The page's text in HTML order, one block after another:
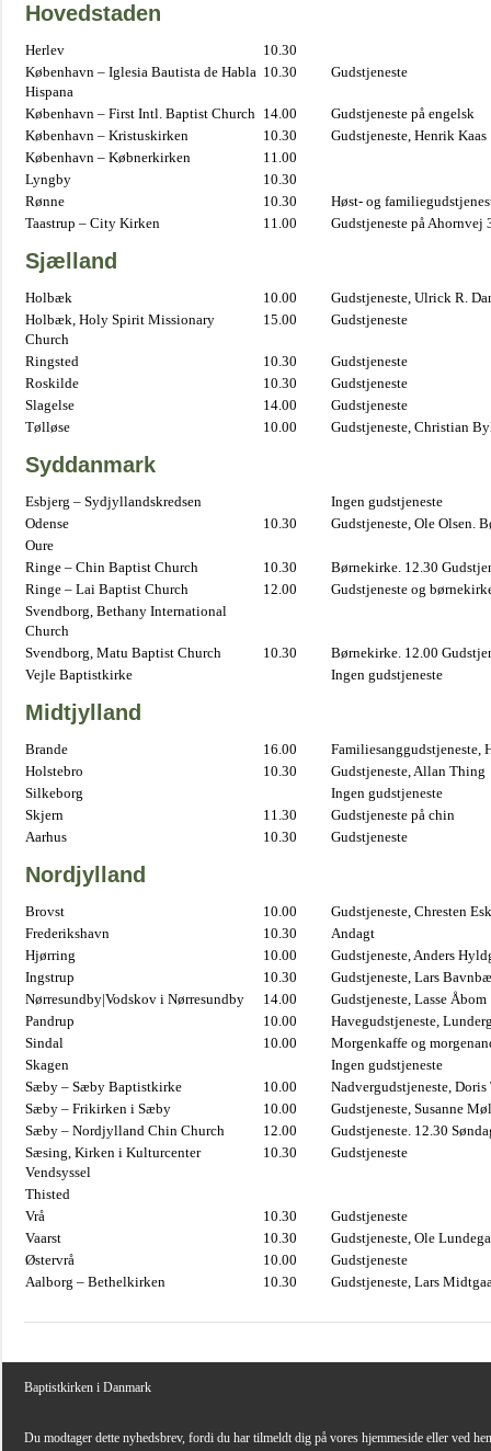
Hovedstaden
Herlev
10.30
København – Iglesia Bautista de Habla
Hispana
10.30 Gudstjeneste
København – First Intl. Baptist Church 14.00
Gudstjeneste på engelsk
København – Kristuskirken
10.30
Gudstjeneste, Henrik Kaas
København – Købnerkirken
11.00
Lyngby
10.30
Rønne
10.30
Høst- og
Taastrup – City Kirken
11.00 Gudstjeneste på Ahornvej
Sjælland
Holbæk 10.00
Gudstjeneste, Ulrick R.
Holbæk, Holy Spirit Missionary
Church
15.00 Gudstjeneste
Ringsted 10.30
Gudstjeneste
Roskilde
10.30
Gudstjeneste
Slagelse
14.00
Gudstjeneste
Tølløse
10.00 Gudstjeneste, Christian
Syddanmark
Esbjerg – Sydjyllandskredsen
Ingen gudstjeneste
Odense
10.30
Gudstjeneste, Ole Olsen.
Oure
Ringe – Chin Baptist Church
10.30
Børnekirke. 12.30
Ringe – Lai Baptist Church
12.00
Gudstjeneste og
Svendborg, Bethany International
Church
Svendborg, Matu Baptist Church
10.30
Børnekirke. 12.00
Vejle Baptistkirke
Ingen gudstjeneste
Midtjylland
Brande 16.00
Familiesanggudstjeneste,
Holstebro
10.30
Gudstjeneste, Allan Thing
Silkeborg
Ingen gudstjeneste
Skjern
11.30
Gudstjeneste på chin
Aarhus
10.30 Gudstjeneste
Nordjylland
Brovst 10.00
Gudstjeneste, Chresten
Frederikshavn
10.30
Andagt
Hjørring
10.00
Gudstjeneste, Anders
Ingstrup
10.30
Gudstjeneste, Lars
Nørresundby|Vodskov i Nørresundby
14.00
Gudstjeneste, Lasse Åbom
Pandrup
10.00
Havegudstjeneste,
Sindal
10.00
Morgenkaffe og
Skagen
Ingen gudstjeneste
Sæby – Sæby Baptistkirke
10.00
Nadvergudstjeneste,
Sæby – Frikirken i Sæby
10.00
Gudstjeneste, Susanne
Sæby – Nordjylland Chin Church
12.00
Gudstjeneste. 12.30
Sæsing, Kirken i Kulturcenter
Vendsyssel
10.30 Gudstjeneste
Thisted
Vrå
10.30
Gudstjeneste
Vaarst
10.30
Gudstjeneste, Ole
Østervrå
10.00
Gudstjeneste
Aalborg – Bethelkirken
10.30 Gudstjeneste, Lars
Baptistkirken i Danmark
Du modtager dette nyhedsbrev, fordi du har tilmeldt dig på vores hjemmeside eller ved